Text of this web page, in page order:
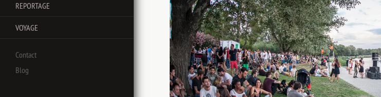
REPORTAGE
VOYAGE
Contact
Blog